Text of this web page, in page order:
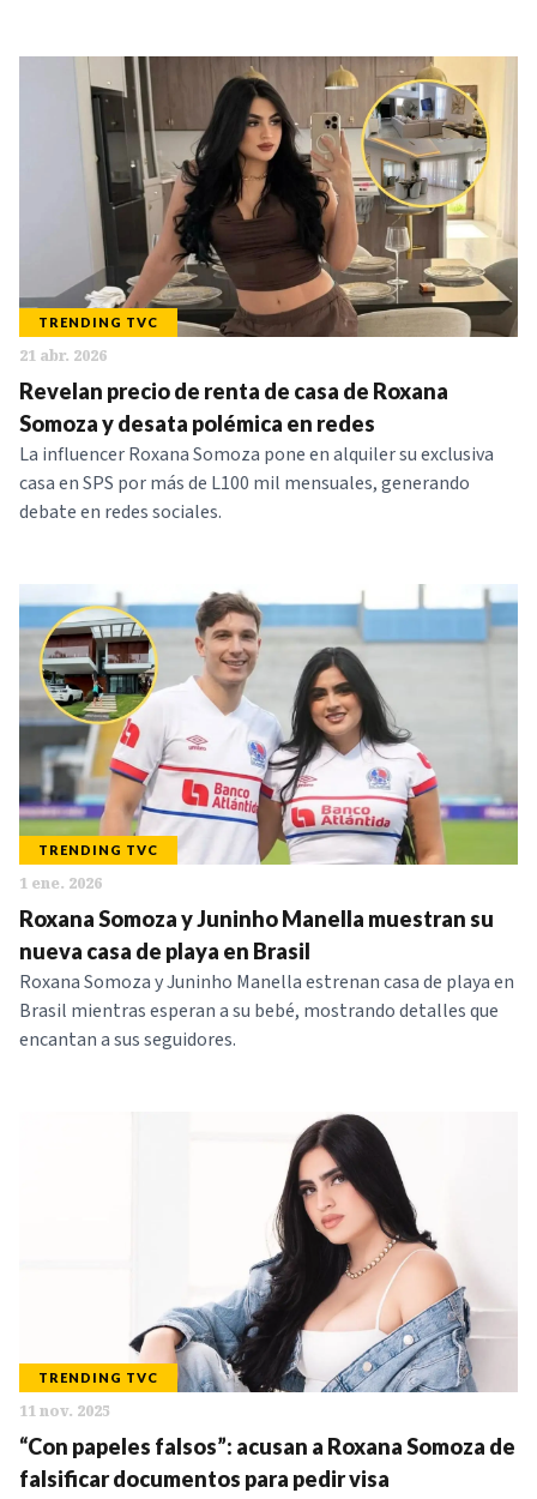
TRENDING TVC
21 abr. 2026
Revelan precio de renta de casa de Roxana
Somoza y desata polémica en redes
La influencer Roxana Somoza pone en alquiler su exclusiva
casa en SPS por más de L100 mil mensuales, generando
debate en redes sociales.
TRENDING TVC
1 ene. 2026
Roxana Somoza y Juninho Manella muestran su
nueva casa de playa en Brasil
Roxana Somoza y Juninho Manella estrenan casa de playa en
Brasil mientras esperan a su bebé, mostrando detalles que
encantan a sus seguidores.
TRENDING TVC
11 nov. 2025
“Con papeles falsos”: acusan a Roxana Somoza de
falsificar documentos para pedir visa